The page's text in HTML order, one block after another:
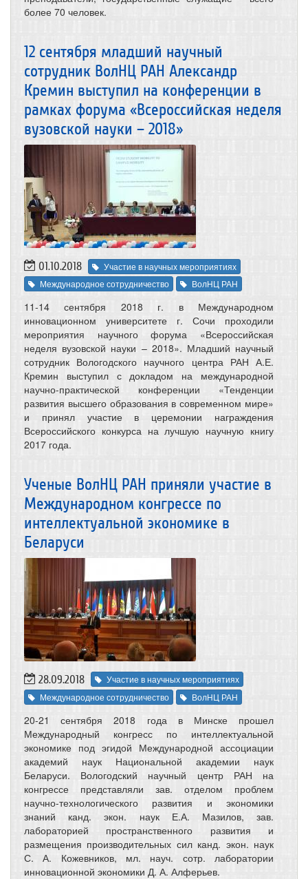
более 70 человек.
12 сентября младший научный
сотрудник ВолНЦ РАН Александр
Кремин выступил на конференции в
рамках форума «Всероссийская неделя
вузовской науки – 2018»
01.10.2018
Участие в научных мероприятиях
Международное сотрудничество
ВолНЦ РАН
11-14 сентября 2018 г. в Международном
инновационном университете г. Сочи проходили
мероприятия научного форума «Всероссийская
неделя вузовской науки – 2018». Младший научный
сотрудник Вологодского научного центра РАН А.Е.
Кремин выступил с докладом на международной
научно-практической конференции «Тенденции
развития высшего образования в современном мире»
и принял участие в церемонии награждения
Всероссийского конкурса на лучшую научную книгу
2017 года.
Ученые ВолНЦ РАН приняли участие в
Международном конгрессе по
интеллектуальной экономике в
Беларуси
28.09.2018
Участие в научных мероприятиях
Международное сотрудничество
ВолНЦ РАН
20-21 сентября 2018 года в Минске прошел
Международный конгресс по интеллектуальной
экономике под эгидой Международной ассоциации
академий наук Национальной академии наук
Беларуси. Вологодский научный центр РАН на
конгрессе представляли зав. отделом проблем
научно-технологического развития и экономики
знаний канд. экон. наук Е.А. Мазилов, зав.
лабораторией пространственного развития и
размещения производительных сил канд. экон. наук
С. А. Кожевников, мл. науч. сотр. лаборатории
инновационной экономики Д. А. Алферьев.